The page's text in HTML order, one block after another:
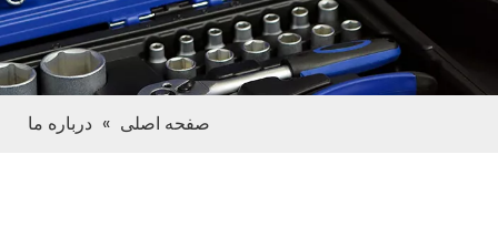
صفحه اصلی » درباره ما